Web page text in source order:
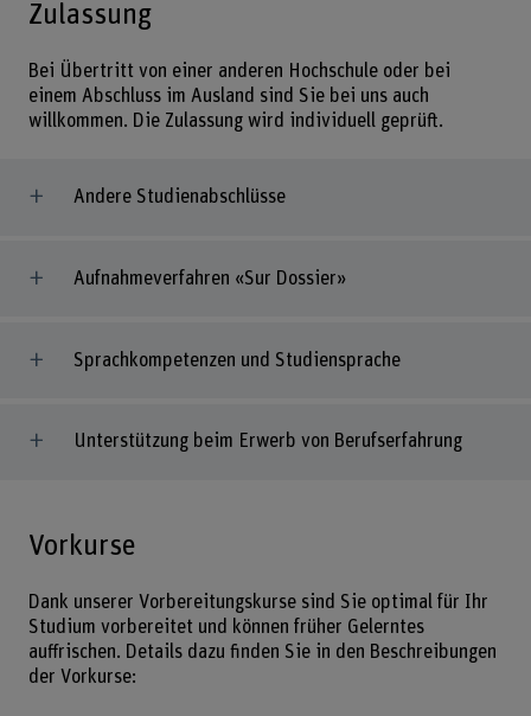
Zulassung
Bei Übertritt von einer anderen Hochschule oder bei
einem Abschluss im Ausland sind Sie bei uns auch
willkommen. Die Zulassung wird individuell geprüft.
Andere Studienabschlüsse
Aufnahmeverfahren «Sur Dossier»
Sprachkompetenzen und Studiensprache
Unterstützung beim Erwerb von Berufserfahrung
Vorkurse
Dank unserer Vorbereitungskurse sind Sie optimal für Ihr
Studium vorbereitet und können früher Gelerntes
auffrischen. Details dazu finden Sie in den Beschreibungen
der Vorkurse: